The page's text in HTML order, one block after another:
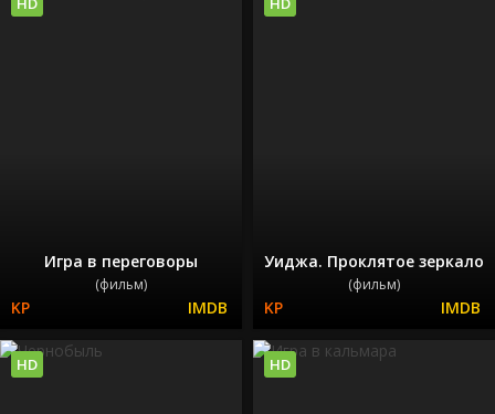
Игра в переговоры
(фильм)
Уиджа. Проклятое зеркало
(фильм)
HD HD